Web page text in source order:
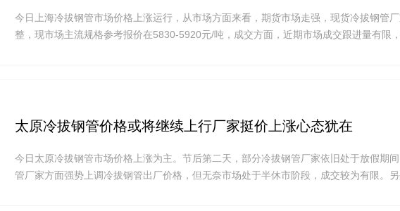
今日上海冷拔钢管市场价格上涨运行，从市场方面来看，期货市场走强，现货冷拔钢管
整，现市场主流规格参考报价在5830-5920元/吨，成交方面，近期市场成交跟进量有限
太原冷拔钢管价格或将继续上行厂家挺价上涨心态犹在
今日太原冷拔钢管市场价格上涨为主。节后第二天，部分冷拔钢管厂家依旧处于放假期
管厂家方面强势上调冷拔钢管出厂价格，但无奈市场处于半休市阶段，成交较为有限。